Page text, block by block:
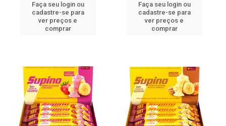
Faça seu login ou
cadastre-se para
ver preços e
comprar
Faça seu login ou
cadastre-se para
ver preços e
comprar